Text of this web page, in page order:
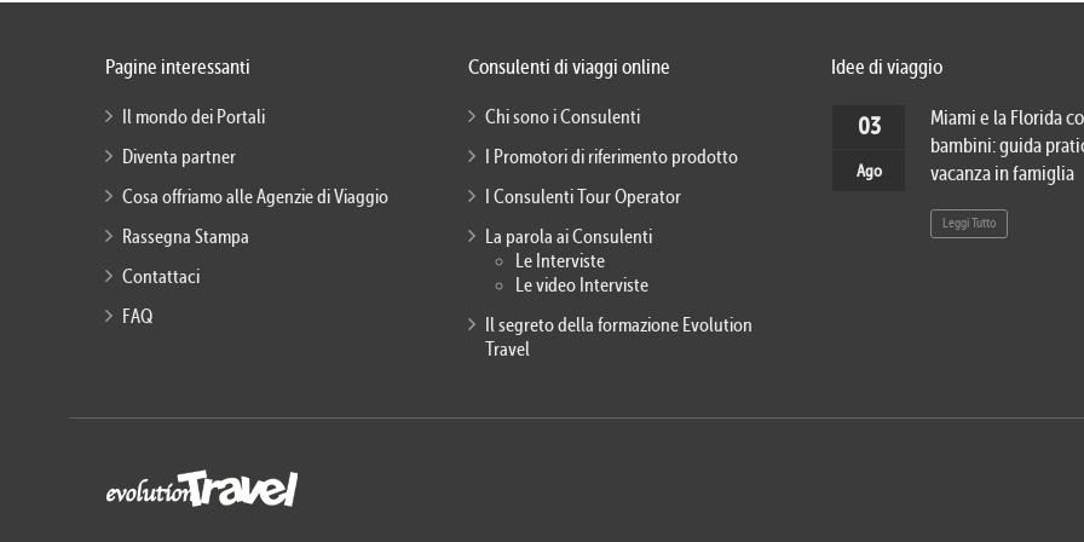
Pagine interessanti
Il mondo dei Portali
Diventa partner
Cosa offriamo alle Agenzie di Viaggio
Rassegna Stampa
Contattaci
FAQ
Consulenti di viaggi online
Chi sono i Consulenti
I Promotori di riferimento prodotto
I Consulenti Tour Operator
La parola ai Consulenti
Le Interviste
Le video Interviste
Il segreto della formazione Evolution
Travel
Idee di viaggio
03
Ago
Miami e la Florida
bambini: guida
vacanza in famiglia
Leggi Tutto